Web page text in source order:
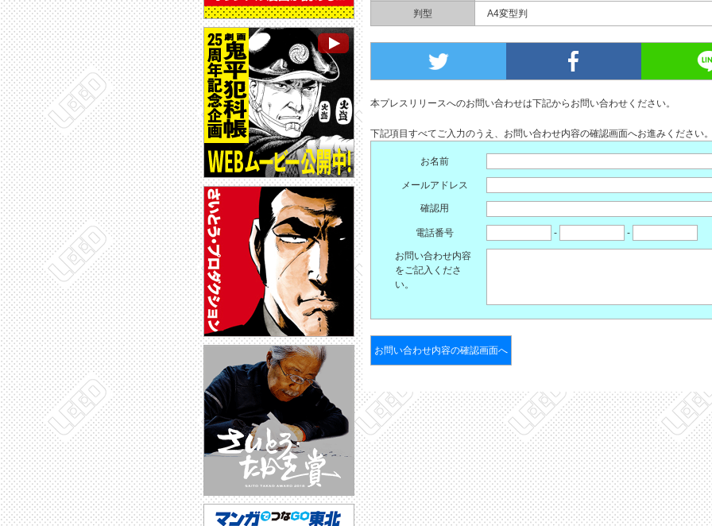
判型 A4変型判
本プレスリリースへのお問い合わせは下記からお問い合わせください。
下記項目すべてご入力のうえ、お問い合わせ内容の確認画面へお進みください
お名前
メールアドレス
確認用
電話番号 - -
お問い合わせ内容
をご記入くださ
い。